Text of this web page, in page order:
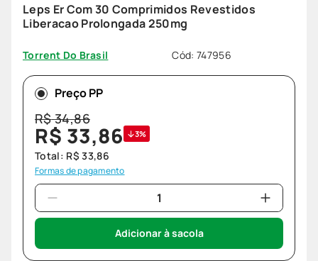
Leps Er Com 30 Comprimidos Revestidos
Liberacao Prolongada 250mg
Torrent Do Brasil Cód:747956
Preço PP
R$34,86
R$ 33,86 3%
Total: R$ 33,86
Formas de pagamento
Adicionar à sacola